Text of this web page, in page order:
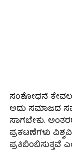
ಸಂಶೋಧನೆ
ಅದು ಸಮಾಜದ
ಸಾಗಬೇಕು.
ಪ್ರಕಟಣೆಗಳು
ಪ್ರತಿಬಿಂಬಿಸುತ್ತವೆ